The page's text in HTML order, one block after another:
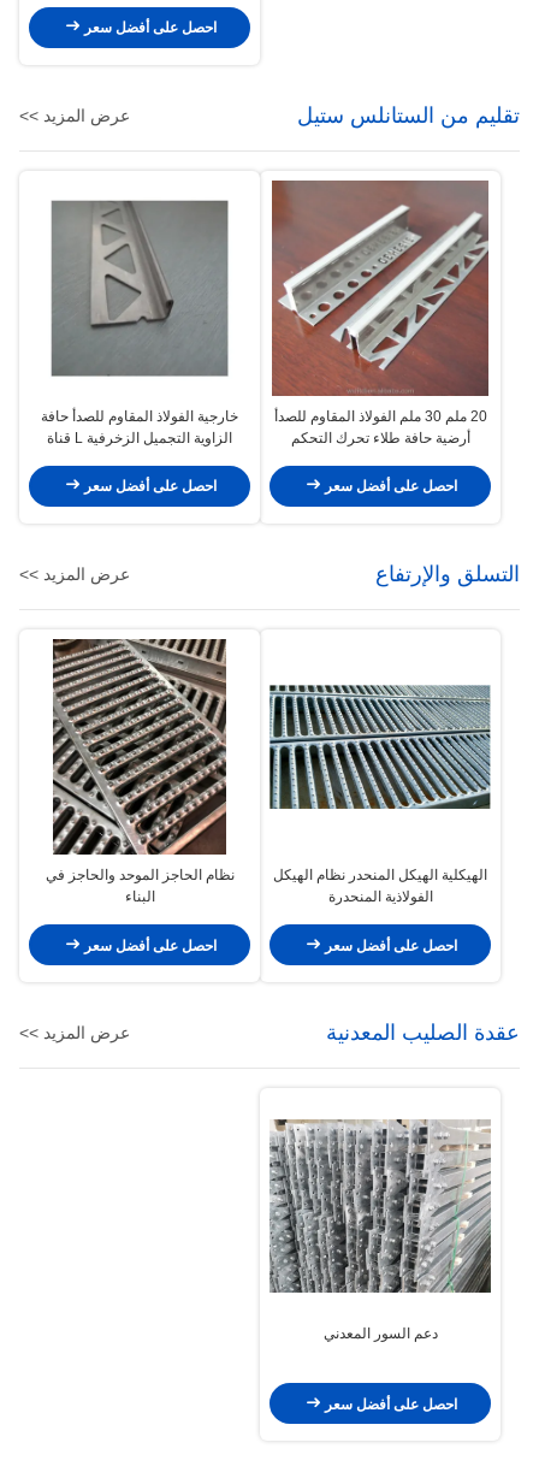
احصل على أفضل سعر
تقليم من الستانلس ستيل عرض المزيد >>
20 ملم 30 ملم الفولاذ المقاوم للصدأ
أرضية حافة طلاء تحرك التحكم
احصل على أفضل سعر
خارجية الفولاذ المقاوم للصدأ حافة
الزاوية التجميل الزخرفية L قناة
احصل على أفضل سعر
التسلق والإرتفاع عرض المزيد >>
الهيكلية الهيكل المنحدر نظام الهيكل
الفولاذية المنحدرة
احصل على أفضل سعر
نظام الحاجز الموحد والحاجز في
البناء
احصل على أفضل سعر
عقدة الصليب المعدنية عرض المزيد >>
دعم السور المعدني
احصل على أفضل سعر